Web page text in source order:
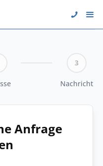
3
Nachricht
Anfrage